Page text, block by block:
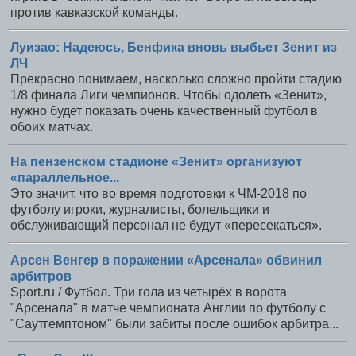
против кавказской команды.
Луизао: Надеюсь, Бенфика вновь выбьет Зенит из
ЛЧ
Прекрасно понимаем, насколько сложно пройти стадию
1/8 финала Лиги чемпионов. Чтобы одолеть «Зенит»,
нужно будет показать очень качественный футбол в
обоих матчах.
На пензенском стадионе «Зенит» организуют
«параллельное...
Это значит, что во время подготовки к ЧМ-2018 по
футболу игроки, журналисты, болельщики и
обслуживающий персонал не будут «пересекаться».
Арсен Венгер в поражении «Арсенала» обвинил
арбитров
Sport.ru / Футбол. Три гола из четырёх в ворота
"Арсенала" в матче чемпионата Англии по футболу с
"Саутгемптоном" были забиты после ошибок арбитра...